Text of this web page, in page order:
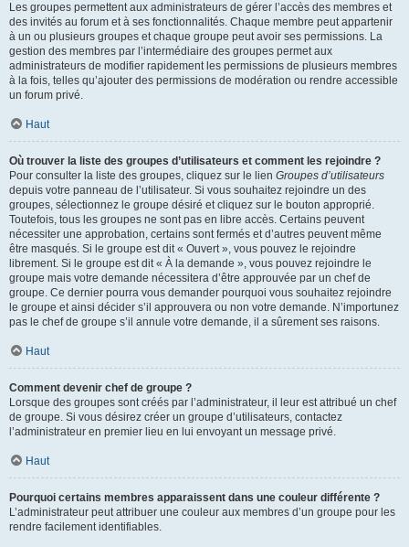
Les groupes permettent aux administrateurs de gérer l’accès des membres et
des invités au forum et à ses fonctionnalités. Chaque membre peut appartenir
à un ou plusieurs groupes et chaque groupe peut avoir ses permissions. La
gestion des membres par l’intermédiaire des groupes permet aux
administrateurs de modifier rapidement les permissions de plusieurs membres
à la fois, telles qu’ajouter des permissions de modération ou rendre accessible
un forum privé.
Haut
Où trouver la liste des groupes d’utilisateurs et comment les rejoindre ?
Pour consulter la liste des groupes, cliquez sur le lien Groupes d’utilisateurs
depuis votre panneau de l’utilisateur. Si vous souhaitez rejoindre un des
groupes, sélectionnez le groupe désiré et cliquez sur le bouton approprié.
Toutefois, tous les groupes ne sont pas en libre accès. Certains peuvent
nécessiter une approbation, certains sont fermés et d’autres peuvent même
être masqués. Si le groupe est dit « Ouvert », vous pouvez le rejoindre
librement. Si le groupe est dit « À la demande », vous pouvez rejoindre le
groupe mais votre demande nécessitera d’être approuvée par un chef de
groupe. Ce dernier pourra vous demander pourquoi vous souhaitez rejoindre
le groupe et ainsi décider s’il approuvera ou non votre demande. N’importunez
pas le chef de groupe s’il annule votre demande, il a sûrement ses raisons.
Haut
Comment devenir chef de groupe ?
Lorsque des groupes sont créés par l’administrateur, il leur est attribué un chef
de groupe. Si vous désirez créer un groupe d’utilisateurs, contactez
l’administrateur en premier lieu en lui envoyant un message privé.
Haut
Pourquoi certains membres apparaissent dans une couleur différente ?
L’administrateur peut attribuer une couleur aux membres d’un groupe pour les
rendre facilement identifiables.